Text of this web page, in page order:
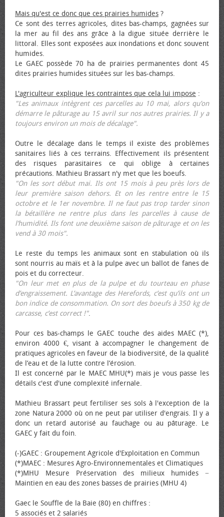
Mais qu'est ce donc que ces prairies humides ?
Ce sont des terres agricoles, dites bas-champs, gagnées sur
la mer au fil des ans grâce à la digue située derrière le
littoral. Elles sont exposées aux inondations et donc souvent
humides.
Le GAEC possède 70 ha de prairies permanentes dont 45
dites prairies humides situées sur les bas-champs.
L'agriculteur explique les contraintes que cela lui impose :
"Les animaux intègrent ces parcelles au 10 mai, alors qu’on
démarre le pâturage au 15 avril sur nos autres prairies. Il y a
toujours environ un mois de décalage".
Outre le décalage dans le temps il existe des problèmes
sanitaires liés à ces terrains. Effectivement ils présentent
des risques parasitaires ce qui oblige à certaines
précautions. Mathieu Brassart n'y met que les bœufs.
"On les sort début mai. Ils ont 15 mois à peu près lors de
leur première saison dehors. Et on les rentre entre le 15
octobre et le 1er novembre. Il ne faut pas trop tarder sinon
la bétaillère ne rentre plus dans les parcelles à cause de
l’humidité. Ils font une deuxième saison de pâturage et on les
vend à 30 mois".
Le reste du temps les animaux sont en stabulation où ils
sont nourris au maïs et à la pulpe avec un ballot de fanes de
pois et du correcteur.
"On leur met en plus de la pulpe et du tourteau en phase
d’engraissement. L’avantage des Herefords, c’est qu’ils ont un
bon indice de consommation. On sort des bœufs à 350 kg de
carcasse, c’est correct !".
Pour ces bas-champs le GAEC touche des aides MAEC (*),
environ 4000 €, visant à accompagner le changement de
pratiques agricoles en faveur de la biodiversité, de la qualité
de l’eau et de la lutte contre l’érosion.
Il est concerné par le MAEC MHU(*) mais je vous passe les
détails c'est d'une complexité infernale.
Mathieu Brassart peut fertiliser ses sols à l'exception de la
zone Natura 2000 où on ne peut par utiliser d'engrais. Il y a
donc un retard autorisé au fauchage ou au pâturage. Le
GAEC y fait du foin.
(-)GAEC : Groupement Agricole d'Exploitation en Commun
(*)MAEC : Mesures Agro-Environnementales et Climatiques
(*)MHU Mesure Préservation des milieux humides −
Maintien en eau des zones basses de prairies (MHU 4)
Gaec le Souffle de la Baie (80) en chiffres :
5 associés et 2 salariés